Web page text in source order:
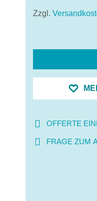
Zzgl.
OFFERTE
FRAGE ZUM